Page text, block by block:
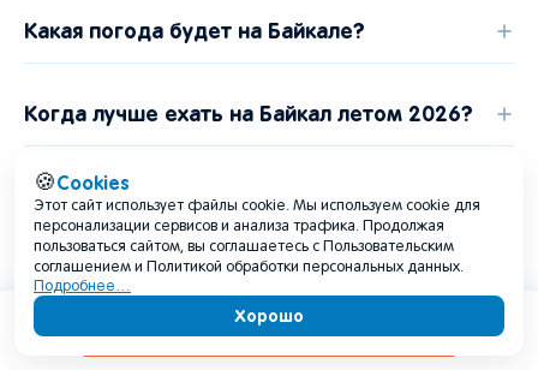
Какая погода будет на Байкале?
Когда лучше ехать на Байкал летом 2026?
Как планировать поездку, если сезонный
прогноз еще изменится?
Что взять с собой на несколько летних
Содержание
🍪Cookies
Этот сайт использует файлы cookie. Мы используем cookie для
персонализации сервисов и анализа трафика. Продолжая
пользоваться сайтом, вы соглашаетесь с Пользовательским
соглашением и Политикой обработки персональных данных.
Подробнее…
Хорошо